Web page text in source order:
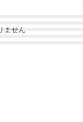
ません